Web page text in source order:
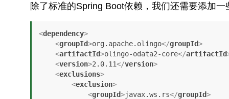
除了标准的Spring Boot依赖，我们还需要添加一
<dependency>
<groupId>org.apache.olingo</groupId>
<artifactId>olingo-odata2-core</artifactId
<version>2.0.11</version>
<exclusions>
<exclusion>
<groupId>javax.ws.rs</groupId>